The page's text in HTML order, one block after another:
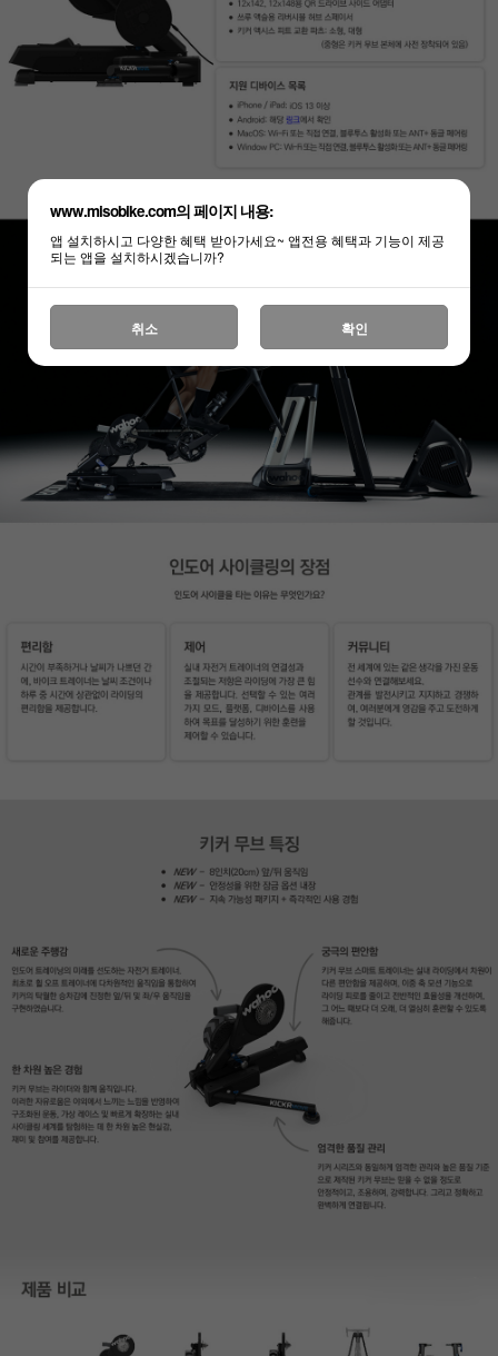
www.misobike.com의 페이지 내용:
앱 설치하시고 다양한 혜택 받아가세요~ 앱전용 혜택과 기능이 제공
되는 앱을 설치하시겠습니까?
취소 확인